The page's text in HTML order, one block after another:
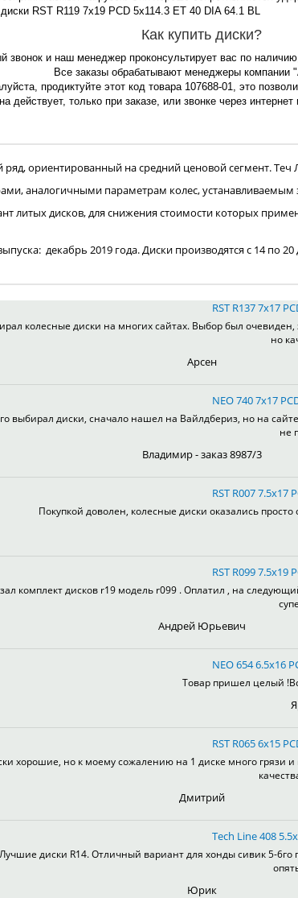
RST R119 7x19 PCD 5x114.3 ET 40 DIA 64.1 BL
Как купить диски?
звонок и наш менеджер проконсультирует вас по
Все заказы обрабатывают менеджеры компании
продиктуйте этот код товара 107688-01, это
действует, только при заказе, или звонке через
ориентированный на средний ценовой сегмент. Теч
аналогичными параметрам колес,
литых дисков, для снижения стоимости которых
декабрь 2019 года. Диски производятся с 14 по
RST R137 7x17
колесные диски на многих сайтах. Выбор был очевиден,
но
Арсен
NEO 740 7x17
выбирал диски, сначало нашел на Вайлдбериз, но на
не
Владимир - заказ 8987/3
RST R007 7.5x17
Покупкой доволен, колесные диски оказались
RST R099 7.5x19
комплект дисков r19 модель r099 . Оплатил , на
Андрей Юрьевич
NEO 654 6.5x16
Товар пришел целый
RST R065 6x15
хорошие, но к моему сожалению на 1 диске много грязи
Дмитрий
Tech Line 408
Лучшие диски R14. Отличный вариант для хонды сивик 5-
Юрик